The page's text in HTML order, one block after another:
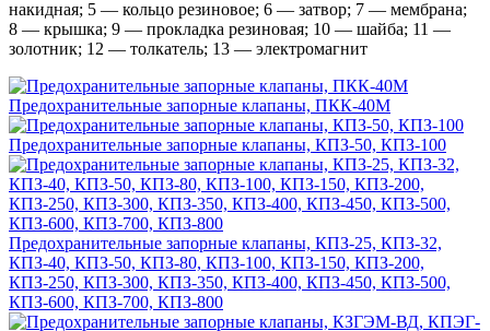
накидная; 5 — кольцо резиновое; 6 — затвор; 7 — мембрана;
8 — крышка; 9 — прокладка резиновая; 10 — шайба; 11 —
золотник; 12 — толкатель; 13 — электромагнит
Предохранительные запорные клапаны, ПКК-40М
Предохранительные запорные клапаны, КПЗ-50, КПЗ-100
Предохранительные запорные клапаны, КПЗ-25, КПЗ-32,
КПЗ-40, КПЗ-50, КПЗ-80, КПЗ-100, КПЗ-150, КПЗ-200,
КПЗ-250, КПЗ-300, КПЗ-350, КПЗ-400, КПЗ-450, КПЗ-500,
КПЗ-600, КПЗ-700, КПЗ-800